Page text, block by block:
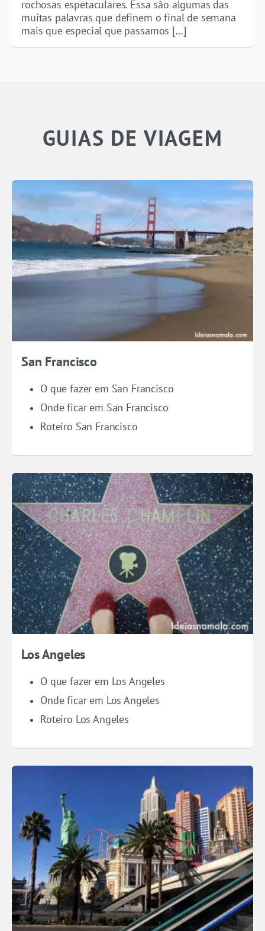
rochosas espetaculares. Essa são algumas das
muitas palavras que definem o final de semana
mais que especial que passamos […]
GUIAS DE VIAGEM
San Francisco
O que fazer em San Francisco
Onde ficar em San Francisco
Roteiro San Francisco
Los Angeles
O que fazer em Los Angeles
Onde ficar em Los Angeles
Roteiro Los Angeles